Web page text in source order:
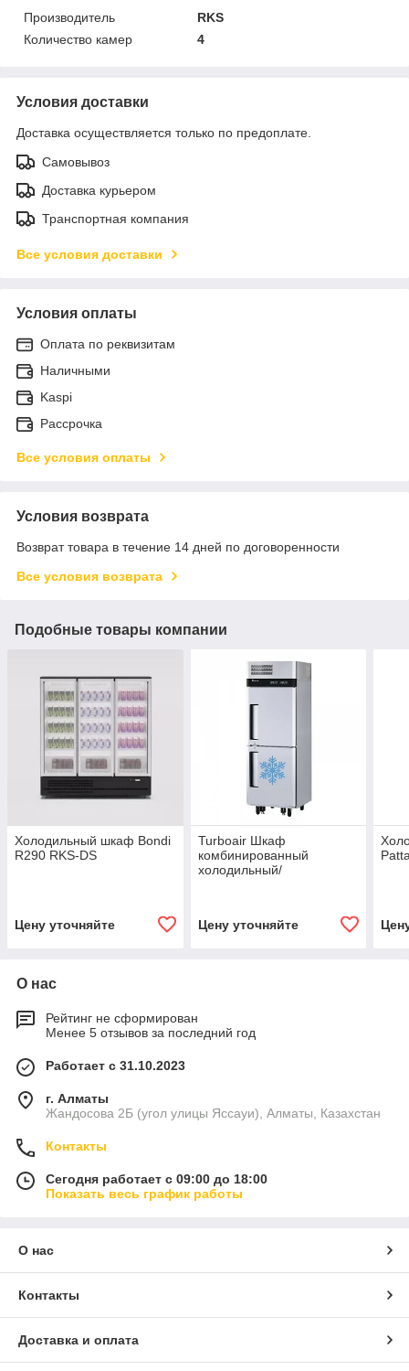
Производитель
RKS
Количество камер
4
Условия доставки
Доставка осуществляется только по предоплате.
Самовывоз
Доставка курьером
Транспортная компания
Все условия доставки
Условия оплаты
Оплата по реквизитам
Наличными
Kaspi
Рассрочка
Все условия оплаты
Условия возврата
Возврат товара в течение 14 дней по договоренности
Все условия возврата
Подобные товары компании
Холодильный шкаф Bondi
R290 RKS-DS
Цену уточняйте
Turboair Шкаф
комбинированный
холодильный/
Цену уточняйте
О нас
Рейтинг не сформирован
Менее 5 отзывов за последний год
Работает с 31.10.2023
г. Алматы
Жандосова 2Б (угол улицы Яссауи), Алматы, Казахстан
Контакты
Сегодня работает с 09:00 до 18:00
Показать весь график работы
О нас
Контакты
Доставка и оплата